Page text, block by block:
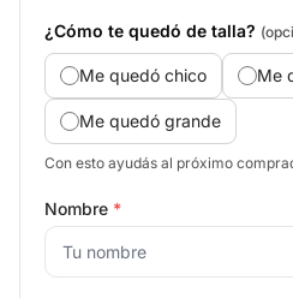
¿Cómo te quedó de talla?
Me quedó chico Me
Me quedó grande
Con esto ayudás al próximo
Nombre *